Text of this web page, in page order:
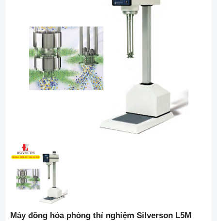
Máy đồng hóa phòng thí nghiệm Silverson L5M